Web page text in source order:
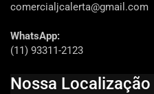
comercialjcalerta@gmail.com
WhatsApp:
(11) 93311-2123
Nossa Localização